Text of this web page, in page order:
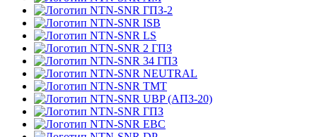
ГПЗ-2
ISB
LS
2 ГПЗ
34 ГПЗ
NEUTRAL
TMT
UBP (АПЗ-20)
ГПЗ
EBC